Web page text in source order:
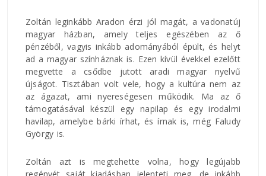
Zoltán leginkább Aradon érzi jól magát, a vadonatúj
magyar házban, amely teljes egészében az ő
pénzéből, vagyis inkább adományából épült, és helyt
ad a magyar színháznak is. Ezen kívül évekkel ezelőtt
megvette a csődbe jutott aradi magyar nyelvű
újságot. Tisztában volt vele, hogy a kultúra nem az
az ágazat, ami nyereségesen működik. Ma az ő
támogatásával készül egy napilap és egy irodalmi
havilap, amelybe bárki írhat, és írnak is, még Faludy
György is.
Zoltán azt is megtehette volna, hogy legújabb